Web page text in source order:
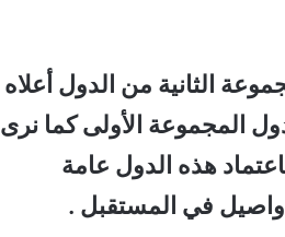
الثانية من الدول أعلاه
المجموعة الأولى كما نرى
هذه الدول عامة
في المستقبل .